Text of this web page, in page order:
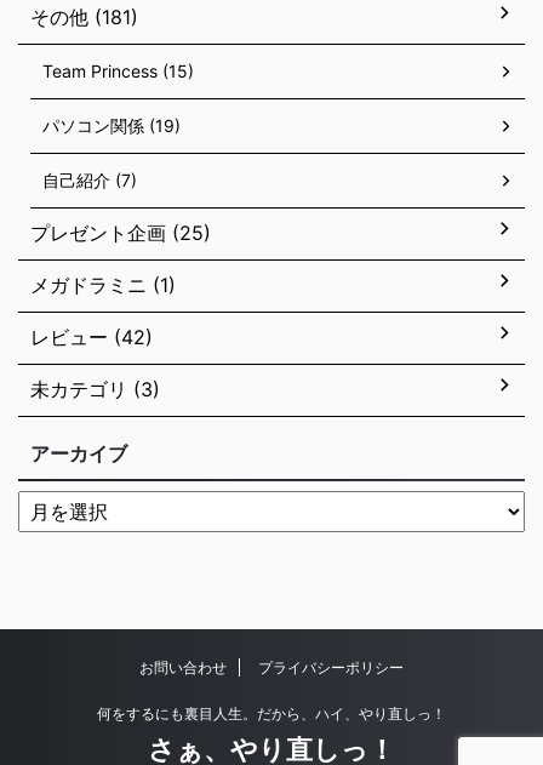
その他 (181)
Team Princess (15)
パソコン関係 (19)
自己紹介 (7)
プレゼント企画 (25)
メガドラミニ (1)
レビュー (42)
未カテゴリ (3)
アーカイブ
お問い合わせ プライバシーポリシー
何をするにも裏目人生。だから、ハイ、やり直しっ！
さぁ、やり直しっ！